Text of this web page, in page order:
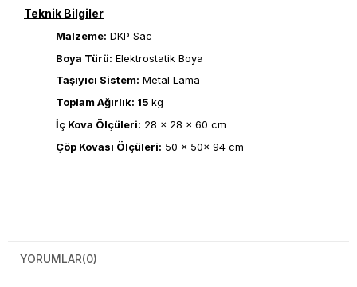
Teknik Bilgiler
Malzeme: DKP Sac
Boya Türü: Elektrostatik Boya
Taşıyıcı Sistem: Metal Lama
Toplam Ağırlık: 15 kg
İç Kova Ölçüleri: 28 × 28 × 60 cm
Çöp Kovası Ölçüleri: 50 × 50× 94 cm
YORUMLAR(0)